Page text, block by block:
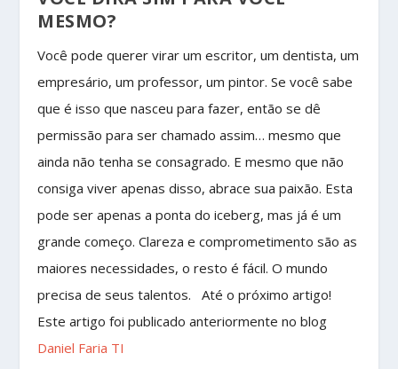
MESMO?
Você pode querer virar um escritor, um dentista, um
empresário, um professor, um pintor. Se você sabe
que é isso que nasceu para fazer, então se dê
permissão para ser chamado assim… mesmo que
ainda não tenha se consagrado. E mesmo que não
consiga viver apenas disso, abrace sua paixão. Esta
pode ser apenas a ponta do iceberg, mas já é um
grande começo. Clareza e comprometimento são as
maiores necessidades, o resto é fácil. O mundo
precisa de seus talentos. Até o próximo artigo!
Este artigo foi publicado anteriormente no blog
Daniel Faria TI